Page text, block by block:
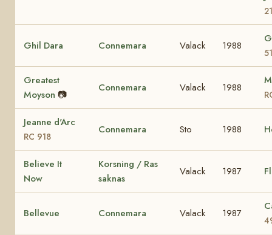
Ghil Dara Connemara Valack 1988
Greatest
Moyson 📷
Connemara Valack 1988
Jeanne d'Arc
RC 918
Connemara Sto 1988
Believe It
Now
Korsning / Ras
saknas
Valack 1987
Bellevue Connemara Valack 1987